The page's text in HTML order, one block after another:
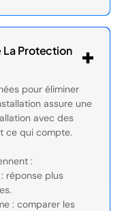
La Protection
pour éliminer
assure une
avec des
ce qui compte.
:
réponse plus
: comparer les